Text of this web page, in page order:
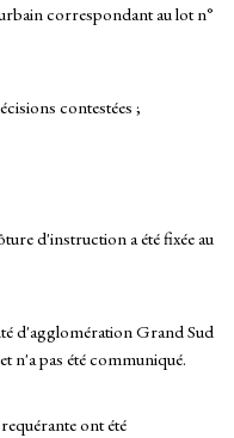
correspondant au lot n°
contestées ;
d'instruction a été fixée au
d'agglomération Grand Sud
n'a pas été communiqué.
ont été